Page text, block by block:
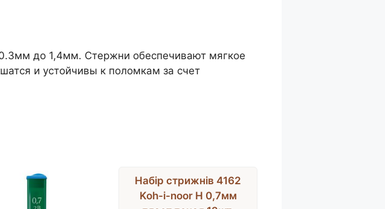
до 1,4мм. Стержни обеспечивают мягкое
и устойчивы к поломкам за счет
Набір стрижнів 4162
Koh-i-noor H 0,7мм